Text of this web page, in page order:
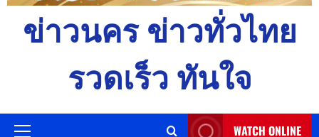
ข่าวนคร ข่าวทั่วไทย
รวดเร็ว ทันใจ
WATCH ONLINE